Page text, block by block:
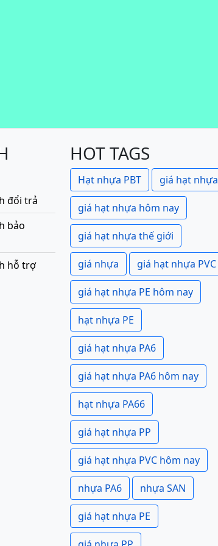
đổi trả
bảo
hỗ trợ
HOT TAGS
Hạt nhựa PBT giá hạt nhựa
giá hạt nhựa hôm nay
giá hạt nhựa thế giới
giá nhựa giá hạt nhựa PVC
giá hạt nhựa PE hôm nay
hạt nhựa PE
giá hạt nhựa PA6
giá hạt nhựa PA6 hôm nay
hạt nhựa PA66
giá hạt nhựa PP
giá hạt nhựa PVC hôm nay
nhựa PA6 nhựa SAN
giá hạt nhựa PE